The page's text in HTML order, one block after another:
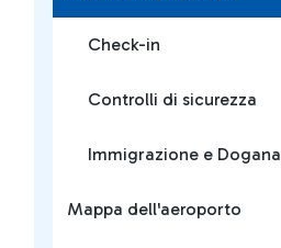
Check-in
Controlli di sicurezza
Immigrazione e Dogana
Mappa dell'aeroporto